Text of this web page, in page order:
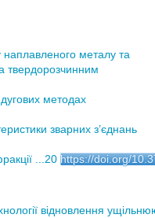
наплавленого металу та
твердорозчинним
методах
зварних з’єднань
...20 https://doi.org/
відновлення